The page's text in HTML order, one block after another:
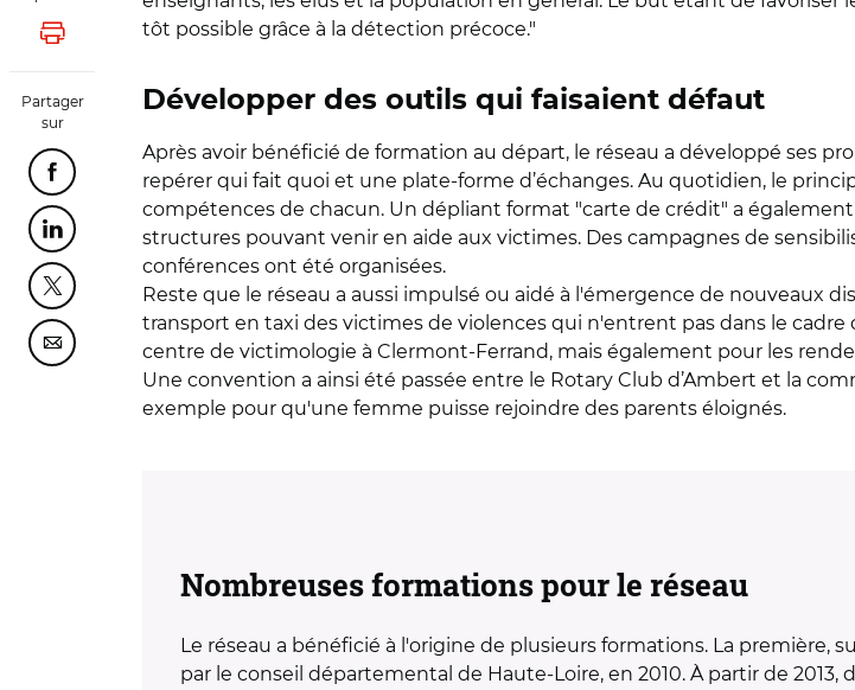
Lancer l'impression
Partager
sur
Partager cette page sur Facebook
Partager cette page sur Linkedin
Partager cette page sur Twitter
Partager cette page sur Courriel
tôt possible grâce à la détection précoce."
Développer des outils qui faisaient défaut
Après avoir bénéficié de formation au départ, le réseau a développé ses
repérer qui fait quoi et une plate-forme d’échanges. Au quotidien, le
compétences de chacun. Un dépliant format "carte de crédit" a
structures pouvant venir en aide aux victimes. Des campagnes de
conférences ont été organisées.
Reste que le réseau a aussi impulsé ou aidé à l'émergence de nouveaux
transport en taxi des victimes de violences qui n'entrent pas dans le
centre de victimologie à Clermont-Ferrand, mais également pour les
Une convention a ainsi été passée entre le Rotary Club d’Ambert et la
exemple pour qu'une femme puisse rejoindre des parents éloignés.
Nombreuses formations pour le réseau
Le réseau a bénéficié à l'origine de plusieurs formations. La première,
par le conseil départemental de Haute-Loire, en 2010. À partir de